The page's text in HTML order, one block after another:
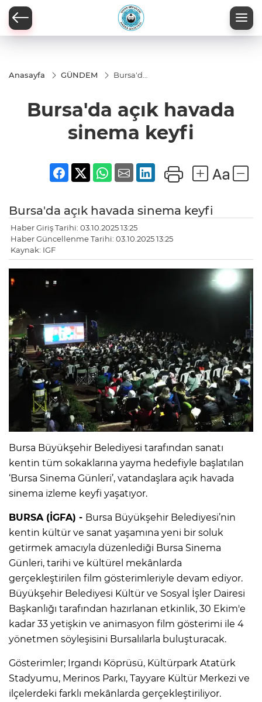
Anasayfa GÜNDEM
Bursa'da
keyfi
Bursa'da açık havada
sinema keyfi
Bursa'da açık havada sinema keyfi
Haber Giriş Tarihi: 03.10.2025 13:25
Haber Güncellenme Tarihi: 03.10.2025 13:25
Kaynak: IGF
Bursa Büyükşehir Belediyesi tarafından sanatı
kentin tüm sokaklarına yayma hedefiyle başlatılan
‘Bursa Sinema Günleri’, vatandaşlara açık havada
sinema izleme keyfi yaşatıyor.
BURSA (İGFA) - Bursa Büyükşehir Belediyesi’nin
kentin kültür ve sanat yaşamına yeni bir soluk
getirmek amacıyla düzenlediği Bursa Sinema
Günleri, tarihi ve kültürel mekânlarda
gerçekleştirilen film gösterimleriyle devam ediyor.
Büyükşehir Belediyesi Kültür ve Sosyal İşler Dairesi
Başkanlığı tarafından hazırlanan etkinlik, 30 Ekim'e
kadar 33 yetişkin ve animasyon film gösterimi ile 4
yönetmen söyleşisini Bursalılarla buluşturacak.
Gösterimler; Irgandı Köprüsü, Kültürpark Atatürk
Stadyumu, Merinos Parkı, Tayyare Kültür Merkezi ve
ilçelerdeki farklı mekânlarda gerçekleştiriliyor.